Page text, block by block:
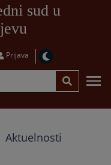
sud u
Prijava
Aktuelnosti